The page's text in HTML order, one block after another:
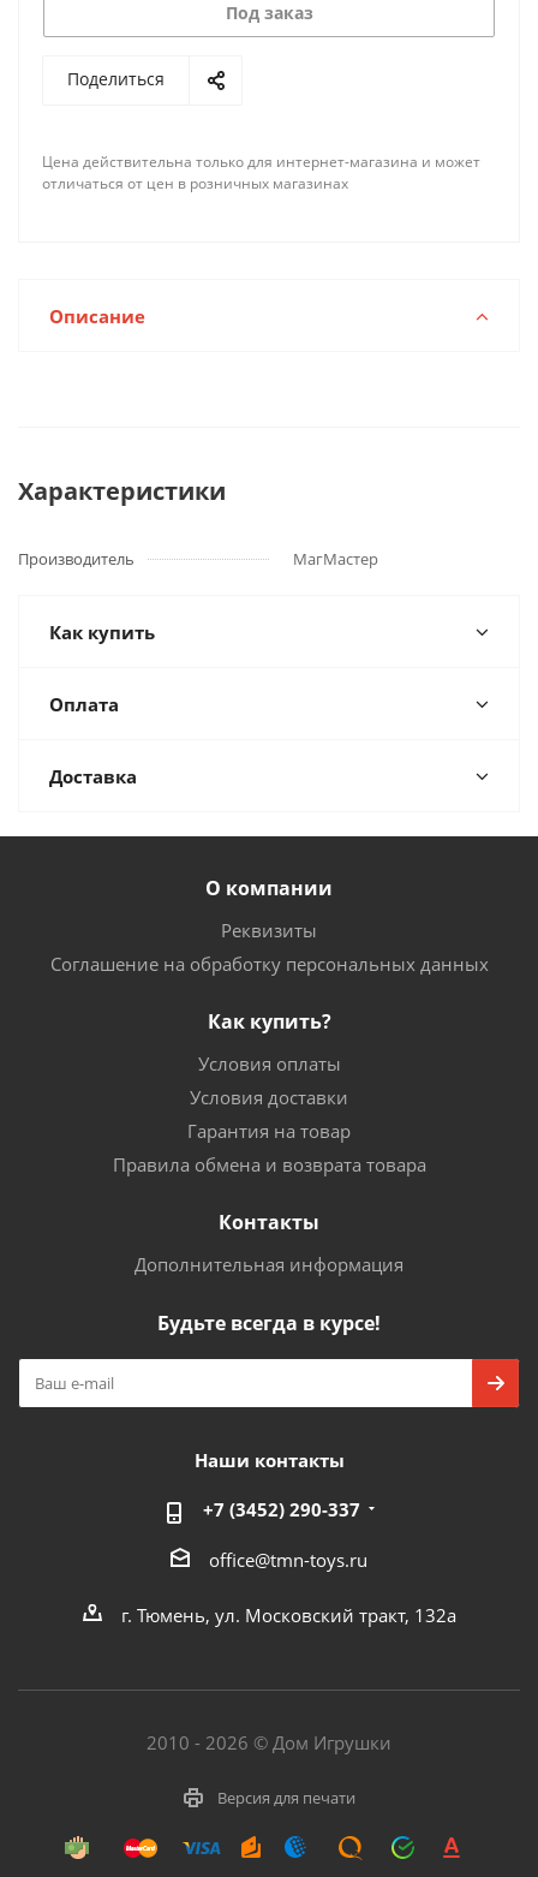
Под заказ
Поделиться
Цена действительна только для интернет-магазина и может
отличаться от цен в розничных магазинах
Описание
Характеристики
Производитель МагМастер
Как купить
Оплата
Доставка
О компании
Реквизиты
Соглашение на обработку персональных данных
Как купить?
Условия оплаты
Условия доставки
Гарантия на товар
Правила обмена и возврата товара
Контакты
Дополнительная информация
Будьте всегда в курсе!
Наши контакты
+7 (3452) 290-337
office@tmn-toys.ru
г. Тюмень, ул. Московский тракт, 132а
2010 - 2026 © Дом Игрушки
Версия для печати